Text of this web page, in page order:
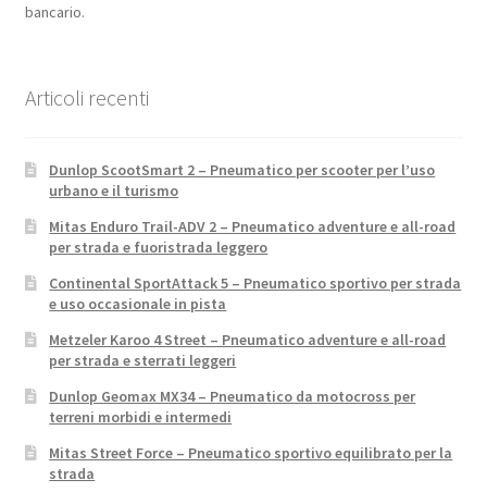
bancario.
Articoli recenti
Dunlop ScootSmart 2 – Pneumatico per scooter per l’uso
urbano e il turismo
Mitas Enduro Trail-ADV 2 – Pneumatico adventure e all-road
per strada e fuoristrada leggero
Continental SportAttack 5 – Pneumatico sportivo per strada
e uso occasionale in pista
Metzeler Karoo 4 Street – Pneumatico adventure e all-road
per strada e sterrati leggeri
Dunlop Geomax MX34 – Pneumatico da motocross per
terreni morbidi e intermedi
Mitas Street Force – Pneumatico sportivo equilibrato per la
strada